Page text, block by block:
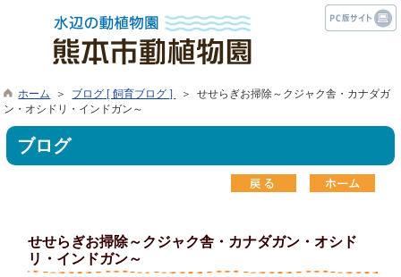
ホーム ＞ ブログ [ 飼育ブログ ]
＞ せせらぎお掃除～クジャク舎・カナダガ
ン・オシドリ・インドガン～
ブログ
せせらぎお掃除～クジャク舎・カナダガン・オシド
リ・インドガン～